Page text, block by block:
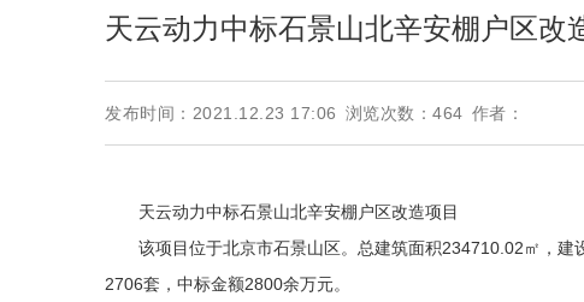
天云动力中标石景山北辛安棚户区改
发布时间：2021.12.23 17:06 浏览次数：464 作者：
天云动力中标石景山北辛安棚户区改造项目
该项目位于北京市石景山区。总建筑面积234710.02㎡，
2706套，中标金额2800余万元。